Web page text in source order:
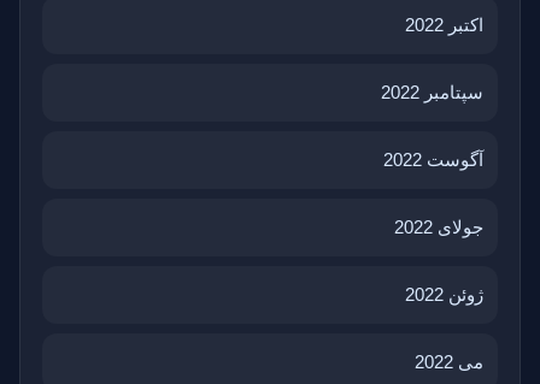
اکتبر 2022
سپتامبر 2022
آگوست 2022
جولای 2022
ژوئن 2022
می 2022